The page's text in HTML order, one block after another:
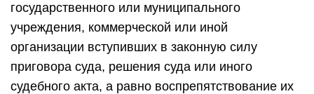
государственного или муниципального
учреждения, коммерческой или иной
организации вступивших в законную силу
приговора суда, решения суда или иного
судебного акта, а равно воспрепятствование их